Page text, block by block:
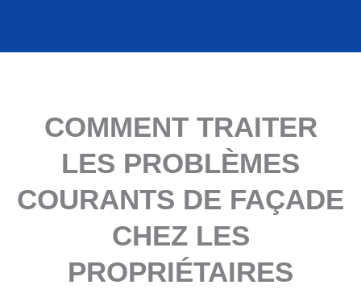
COMMENT TRAITER
LES PROBLÈMES
COURANTS DE FAÇADE
CHEZ LES
PROPRIÉTAIRES